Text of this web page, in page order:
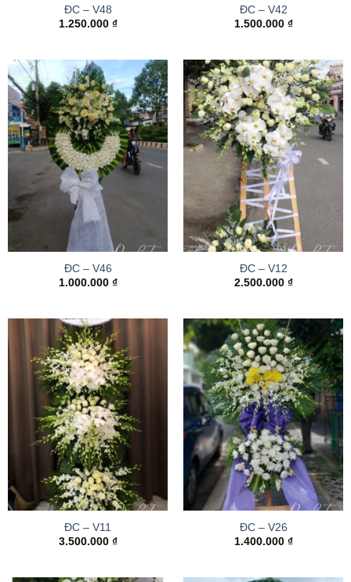
ĐC – V48
1.250.000 ₫
ĐC – V42
1.500.000 ₫
ĐC – V46
1.000.000 ₫
ĐC – V12
2.500.000 ₫
ĐC – V11
3.500.000 ₫
ĐC – V26
1.400.000 ₫